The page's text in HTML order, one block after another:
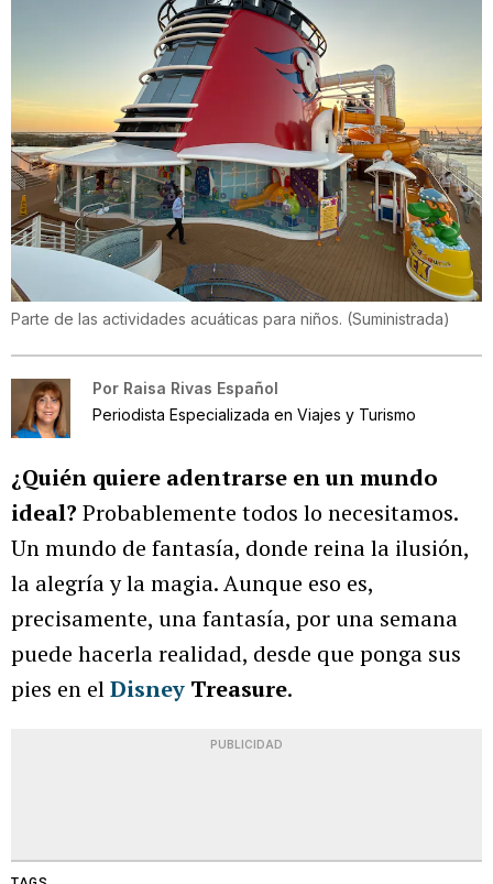
Parte de las actividades acuáticas para niños. (Suministrada)
Por Raisa Rivas Español
Periodista Especializada en Viajes y Turismo
¿Quién quiere adentrarse en un mundo
ideal? Probablemente todos lo necesitamos.
Un mundo de fantasía, donde reina la ilusión,
la alegría y la magia. Aunque eso es,
precisamente, una fantasía, por una semana
puede hacerla realidad, desde que ponga sus
pies en elDisney Treasure.
PUBLICIDAD